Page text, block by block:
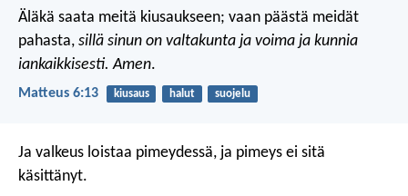
Äläkä saata meitä kiusaukseen; vaan päästä meidät
pahasta, sillä sinun on valtakunta ja voima ja kunnia
iankaikkisesti. Amen.
Matteus 6:13 kiusaus halut suojelu
Ja valkeus loistaa pimeydessä, ja pimeys ei sitä
käsittänyt.